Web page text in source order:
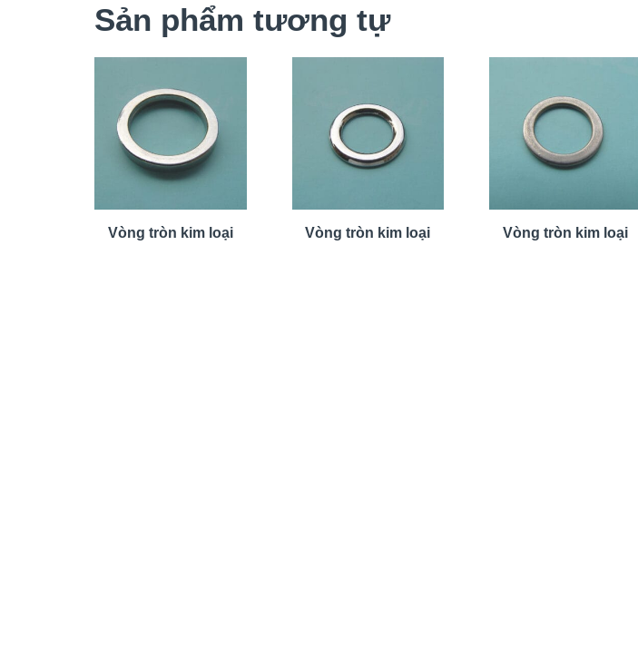
Sản phẩm tương tự
Vòng tròn kim loại Vòng tròn kim loại Vòng tròn kim loại